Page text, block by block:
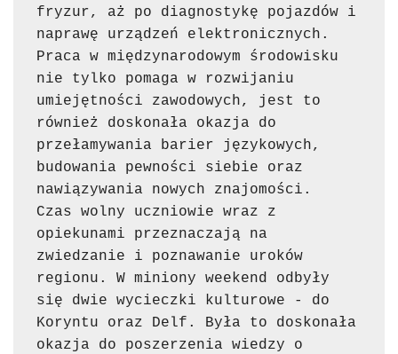
fryzur, aż po diagnostykę pojazdów i
naprawę urządzeń elektronicznych.
Praca w międzynarodowym środowisku
nie tylko pomaga w rozwijaniu
umiejętności zawodowych, jest to
również doskonała okazja do
przełamywania barier językowych,
budowania pewności siebie oraz
nawiązywania nowych znajomości.
Czas wolny uczniowie wraz z
opiekunami przeznaczają na
zwiedzanie i poznawanie uroków
regionu. W miniony weekend odbyły
się dwie wycieczki kulturowe - do
Koryntu oraz Delf. Była to doskonała
okazja do poszerzenia wiedzy o